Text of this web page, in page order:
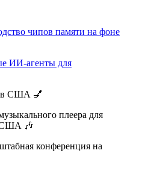
чипов памяти на фоне
ИИ‑агенты для
в США 💅
плеера для
США 🎶
конференция на